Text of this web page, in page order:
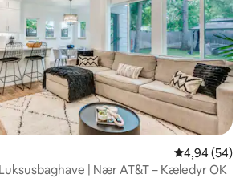
4,94 ud af 5 i
4,94 (54)
| Nær AT&T – Kæledyr OK